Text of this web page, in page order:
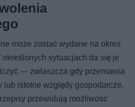
może zostać wydane na okres
określonych sytuacjach da się je
— zwłaszcza gdy przemawia
lub istotne względy gospodarcze.
przewidują możliwość